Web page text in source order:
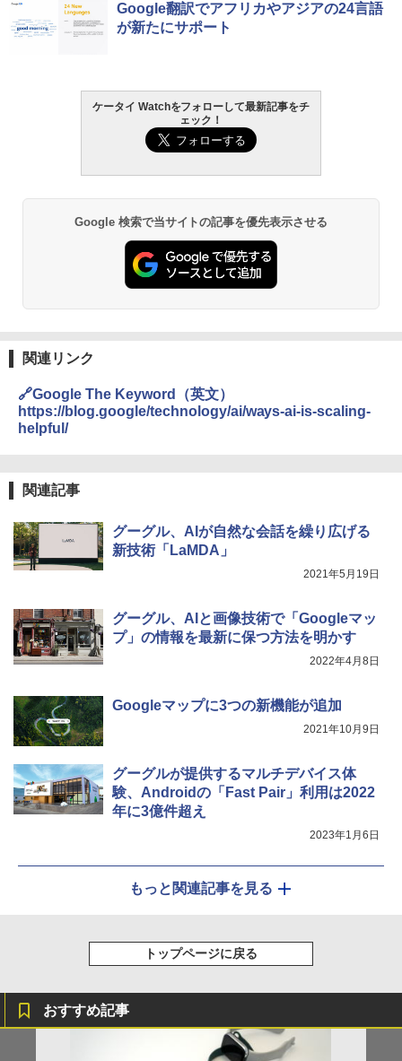
Google翻訳でアフリカやアジアの24言語
が新たにサポート
ケータイ Watchをフォローして最新記事をチ
ェック！
Google 検索で当サイトの記事を優先表示させる
関連リンク
🔗Google The Keyword（英文）
https://blog.google/technology/ai/ways-ai-is-scaling-
helpful/
関連記事
グーグル、AIが自然な会話を繰り広げる
新技術「LaMDA」
2021年5月19日
グーグル、AIと画像技術で「Googleマッ
プ」の情報を最新に保つ方法を明かす
2022年4月8日
Googleマップに3つの新機能が追加
2021年10月9日
グーグルが提供するマルチデバイス体
験、Androidの「Fast Pair」利用は2022
年に3億件超え
2023年1月6日
もっと関連記事を見る
トップページに戻る
おすすめ記事